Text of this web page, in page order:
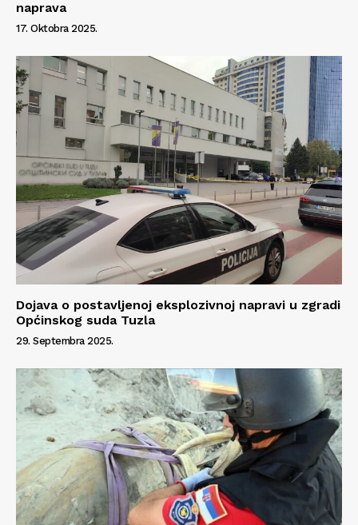
naprava
17. Oktobra 2025.
Dojava o postavljenoj eksplozivnoj napravi u zgradi
Općinskog suda Tuzla
29. Septembra 2025.